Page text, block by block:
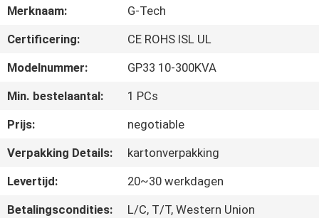
FABRIEKSTOCHT
KWALITEITSCONTROLE
NEEM
CONTACT
MET
ONS
OP
Merknaam:
G-Tech
Certificering:
CE ROHS ISL UL
Modelnummer:
GP33 10-300KVA
Min. bestelaantal:
1 PCs
Prijs:
negotiable
Verpakking Details:
kartonverpakking
Levertijd:
20~30 werkdagen
Betalingscondities:
L/C, T/T, Western Union